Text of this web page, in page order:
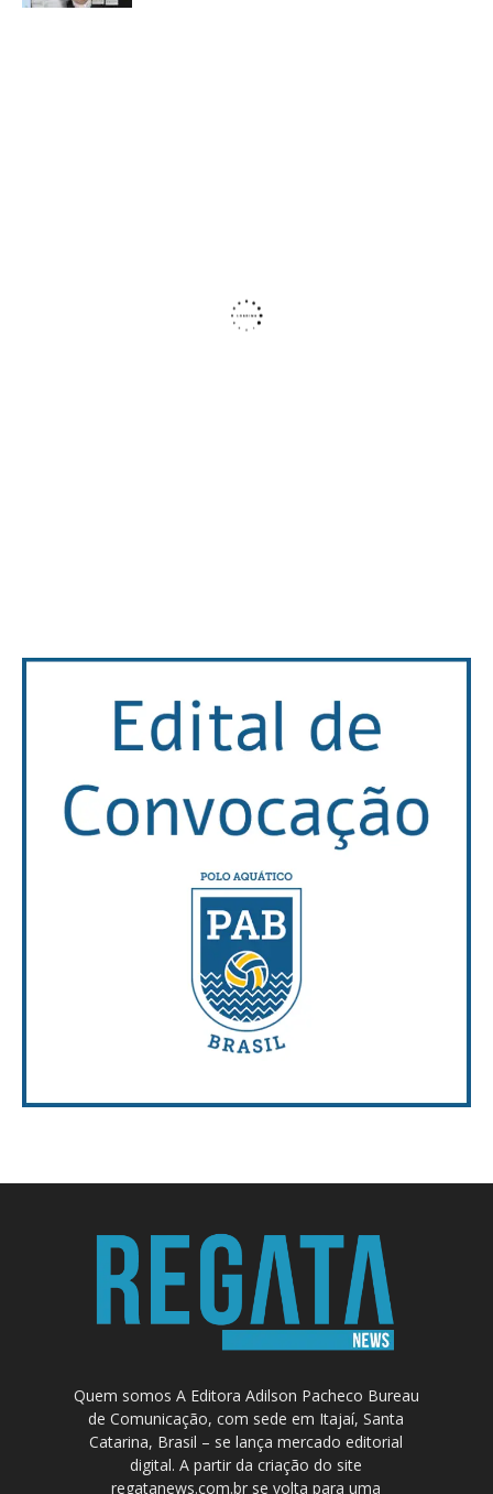
Quem somos A Editora Adilson Pacheco Bureau
de Comunicação, com sede em Itajaí, Santa
Catarina, Brasil – se lança mercado editorial
digital. A partir da criação do site
regatanews.com.br se volta para uma